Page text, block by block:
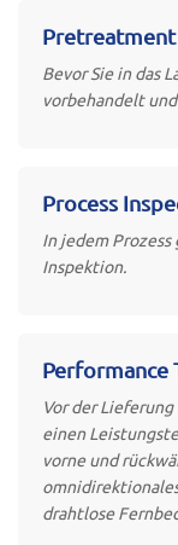
Bevor Sie in das
vorbehandelt
Process
In jedem
Inspektion.
Performance
Vor der
einen
vorne und
drahtlose